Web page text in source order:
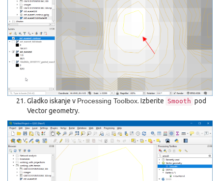
Gladko iskanje v Processing Toolbox. Izberite Smooth pod
Vector geometry.